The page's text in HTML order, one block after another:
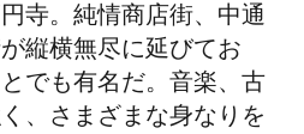
寺。純情商店街、中通
縦横無尽に延びてお
でも有名だ。音楽、古
、さまざまな身なりを